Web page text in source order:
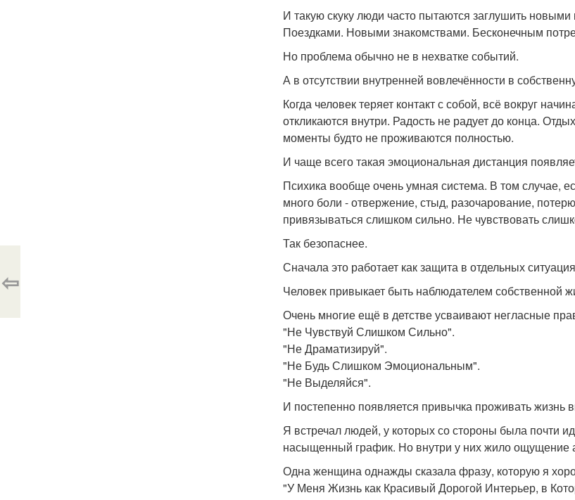
И такую скуку люди часто пытаются заглушить
Поездками. Новыми знакомствами. Бесконечным
Но проблема обычно не в нехватке событий.
А в отсутствии внутренней вовлечённости в
Когда человек теряет контакт с собой, всё вокруг
откликаются внутри. Радость не радует до конца.
моменты будто не проживаются полностью.
И чаще всего такая эмоциональная дистанция
Психика вообще очень умная система. В том случае,
много боли - отвержение, стыд, разочарование,
привязываться слишком сильно. Не чувствовать
Так безопаснее.
Сначала это работает как защита в отдельных
Человек привыкает быть наблюдателем собственной
Очень многие ещё в детстве усваивают негласные
"Не Чувствуй Слишком Сильно".
"Не Драматизируй".
"Не Будь Слишком Эмоциональным".
"Не Выделяйся".
И постепенно появляется привычка проживать жизнь
Я встречал людей, у которых со стороны была почти
насыщенный график. Но внутри у них жило ощущение
Одна женщина однажды сказала фразу, которую я
"У Меня Жизнь как Красивый Дорогой Интерьер, в
⇦